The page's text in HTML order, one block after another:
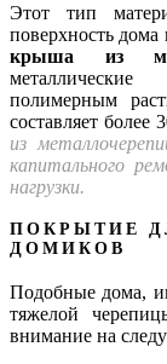
Этот тип
поверхность
крыша из
полимерным
составляет более
из
капитального
нагрузки.
ПОКРЫТИЕ
ДОМИКОВ
Подобные дома,
тяжелой
внимание на